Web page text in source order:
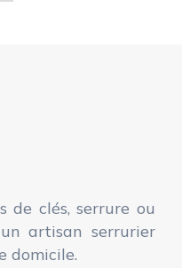
de clés, serrure ou
artisan serrurier
domicile.